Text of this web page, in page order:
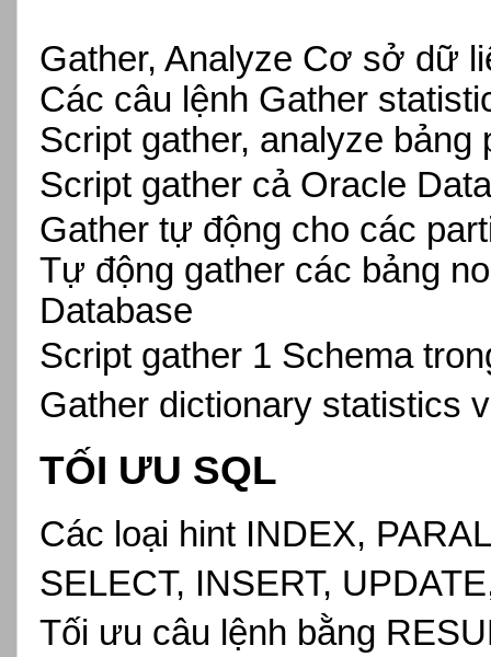
Gather, Analyze Cơ sở dữ
Các câu lệnh Gather
Script gather, analyze bảng
Script gather cả Oracle
Gather tự động cho các
Tự động gather các bảng
Database
Script gather 1 Schema
Gather dictionary statistics
TỐI ƯU SQL
Các loại hint INDEX,
SELECT, INSERT,
Tối ưu câu lệnh bằng